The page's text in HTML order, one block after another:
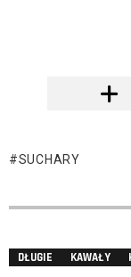
SUCHARY
DŁUGIE KAWAŁY